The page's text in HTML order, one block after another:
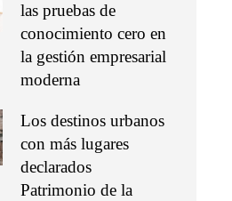
las pruebas de
conocimiento cero en
la gestión empresarial
moderna
Los destinos urbanos
con más lugares
declarados
Patrimonio de la